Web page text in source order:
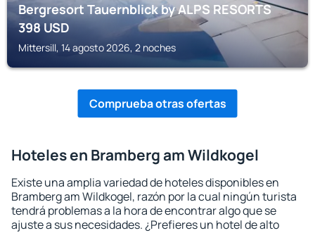
Bergresort Tauernblick by ALPS RESORTS
398USD
Mittersill, 14 agosto 2026, 2 noches
Comprueba otras ofertas
Hoteles en Bramberg am Wildkogel
Existe una amplia variedad de hoteles disponibles en
Bramberg am Wildkogel, razón por la cual ningún turista
tendrá problemas a la hora de encontrar algo que se
ajuste a sus necesidades. ¿Prefieres un hotel de alto